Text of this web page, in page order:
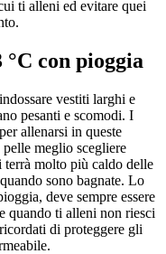
ti alleni ed evitare quei
con pioggia
vestiti larghi e
pesanti e scomodi. I
allenarsi in queste
meglio scegliere
molto più caldo delle
sono bagnate. Lo
deve sempre essere
quando ti alleni non riesci
di proteggere gli